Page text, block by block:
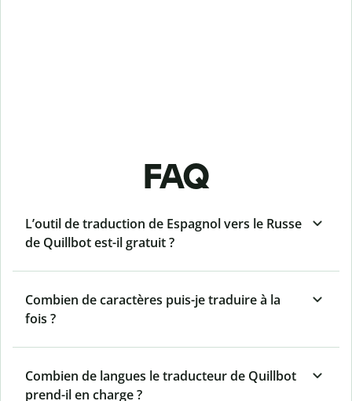
FAQ
L’outil de traduction de Espagnol vers le Russe
de Quillbot est-il gratuit ?
Combien de caractères puis-je traduire à la
fois ?
Combien de langues le traducteur de Quillbot
prend-il en charge ?